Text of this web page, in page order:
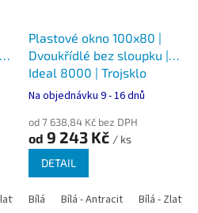
dub Bílá - Tmavý dub Bílá -
Plastové okno 100x80 |
Dvoukřídlé bez sloupku |
Ideal 8000 | Trojsklo
Na objednávku 9 - 16 dnů
od 7 638,84 Kč bez DPH
od 9 243 Kč / ks
DETAIL
Bílá Bílá - Antracit Bílá - Zlatý